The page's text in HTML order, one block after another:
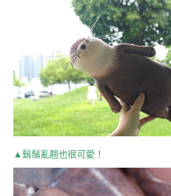
▲鬍鬚亂翹也很可愛！